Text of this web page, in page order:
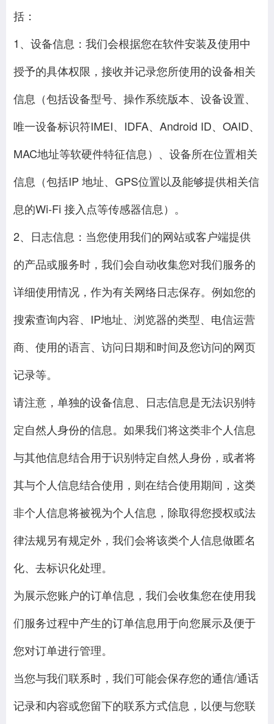
括：
1、设备信息：我们会根据您在软件安装及使用中
授予的具体权限，接收并记录您所使用的设备相关
信息（包括设备型号、操作系统版本、设备设置、
唯一设备标识符IMEI、IDFA、Android ID、OAID、
MAC地址等软硬件特征信息）、设备所在位置相关
信息（包括IP 地址、GPS位置以及能够提供相关信
息的Wi-Fi 接入点等传感器信息）。
2、日志信息：当您使用我们的网站或客户端提供
的产品或服务时，我们会自动收集您对我们服务的
详细使用情况，作为有关网络日志保存。例如您的
搜索查询内容、IP地址、浏览器的类型、电信运营
商、使用的语言、访问日期和时间及您访问的网页
记录等。
请注意，单独的设备信息、日志信息是无法识别特
定自然人身份的信息。如果我们将这类非个人信息
与其他信息结合用于识别特定自然人身份，或者将
其与个人信息结合使用，则在结合使用期间，这类
非个人信息将被视为个人信息，除取得您授权或法
律法规另有规定外，我们会将该类个人信息做匿名
化、去标识化处理。
为展示您账户的订单信息，我们会收集您在使用我
们服务过程中产生的订单信息用于向您展示及便于
您对订单进行管理。
当您与我们联系时，我们可能会保存您的通信/通话
记录和内容或您留下的联系方式信息，以便与您联